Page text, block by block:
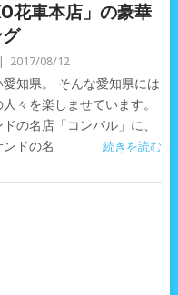
花車本店」の豪華
2017/08/12
知県。 そんな愛知県には
々を楽しませています。
の名店「コンパル」に、
ドの名
続きを読む